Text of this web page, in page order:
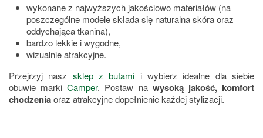
wykonane z najwyższych jakościowo materiałów (na
poszczególne modele składa się naturalna skóra oraz
oddychająca tkanina),
bardzo lekkie i wygodne,
wizualnie atrakcyjne.
Przejrzyj nasz sklep z butami i wybierz idealne dla siebie
obuwie markiCamper. Postaw na wysoką jakość, komfort
chodzeniaoraz atrakcyjne dopełnienie każdej stylizacji.